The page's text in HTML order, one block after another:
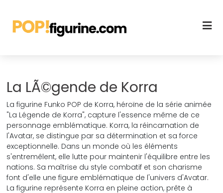
La LÃ©gende de Korra
La figurine Funko POP de Korra, héroïne de la série animée
"La Légende de Korra", capture l'essence même de ce
personnage emblématique. Korra, la réincarnation de
l'Avatar, se distingue par sa détermination et sa force
exceptionnelle. Dans un monde où les éléments
s'entremêlent, elle lutte pour maintenir l'équilibre entre les
nations. Sa maîtrise du style combatif et son charisme
font d'elle une figure emblématique de l'univers d'Avatar.
La figurine représente Korra en pleine action, prête à